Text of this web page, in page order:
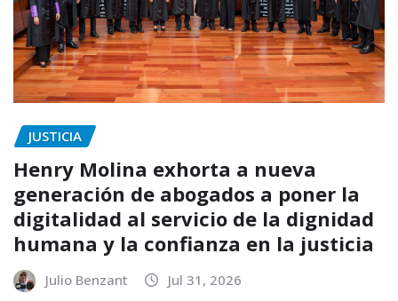
JUSTICIA
Henry Molina exhorta a nueva
generación de abogados a poner la
digitalidad al servicio de la dignidad
humana y la confianza en la justicia
Julio Benzant Jul 31, 2026